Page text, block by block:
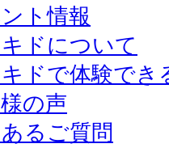
ト情報
ドについて
ドで体験でき
の声
るご質問